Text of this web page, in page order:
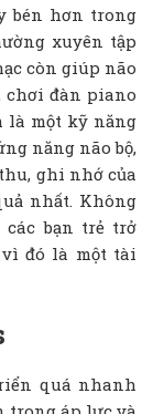
bén hơn trong
xuyên tập
còn giúp não
chơi đàn piano
là một kỹ năng
năng não bộ,
ghi nhớ của
nhất. Không
bạn trẻ trở
đó là một tài
quá nhanh